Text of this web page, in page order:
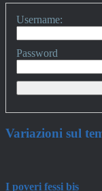
Username:
Password
Variazioni sul
I poveri fessi bis